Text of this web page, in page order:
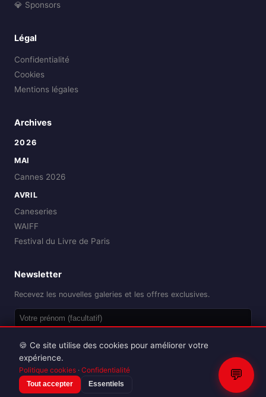
💎 Sponsors
Légal
Confidentialité
Cookies
Mentions légales
Archives
2026
MAI
Cannes 2026
AVRIL
Caneseries
WAIFF
Festival du Livre de Paris
Newsletter
Recevez les nouvelles galeries et les offres exclusives.
Reproduction interdite sans autorisation.
💬
🍪 Ce site utilise des cookies pour améliorer votre
expérience.
Politique cookies · Confidentialité
Tout accepter Essentiels